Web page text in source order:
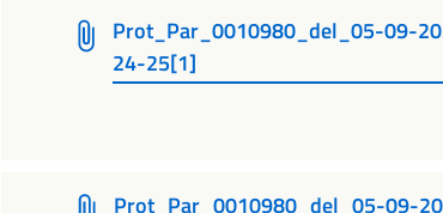
Prot_Par_0010980_del_05-09-
24-25[1]
Prot_Par_0010980_del_05-09-